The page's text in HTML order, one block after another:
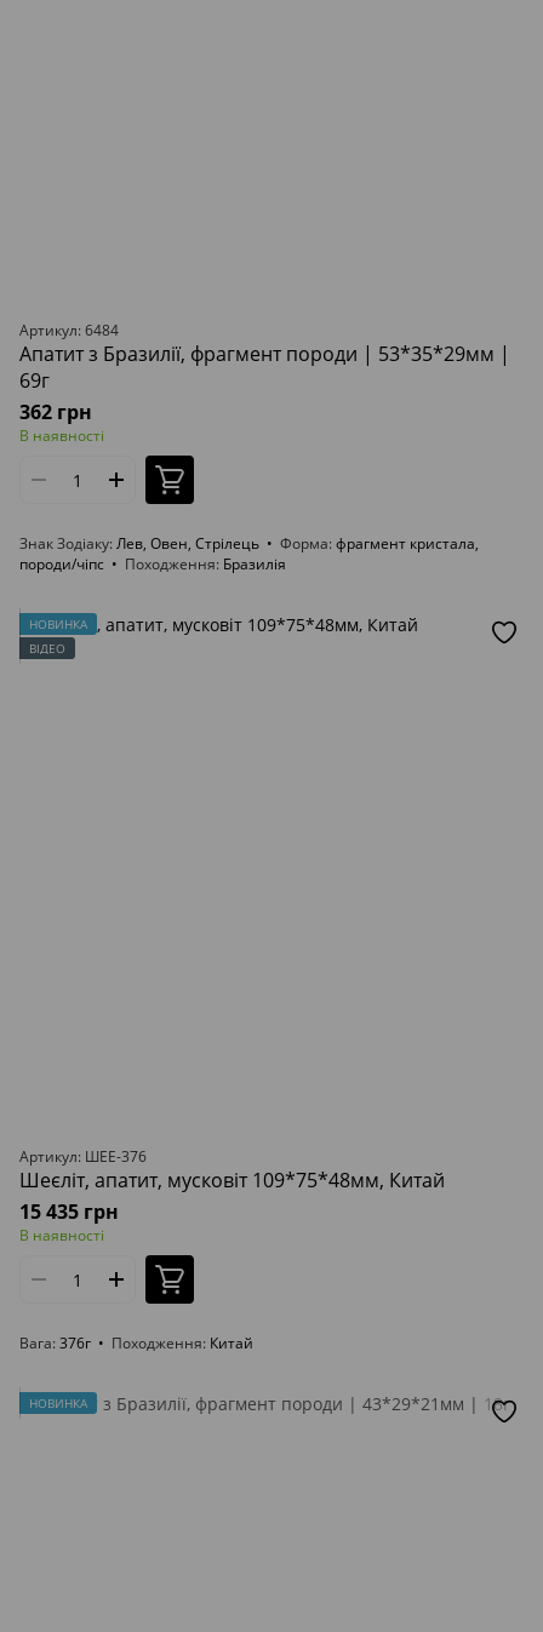
Артикул: 6484
Апатит з Бразилії, фрагмент породи | 53*35*29мм |
69г
362 грн
В наявності
Знак Зодіаку Лев, Овен, Стрілець Форма фрагмент кристала,
породи/чіпс
Походження Бразилія
НОВИНКА
ВІДЕО
Артикул: ШЕЕ-376
Шеєліт, апатит, мусковіт 109*75*48мм, Китай
15 435 грн
В наявності
Вага 376г Походження Китай
НОВИНКА